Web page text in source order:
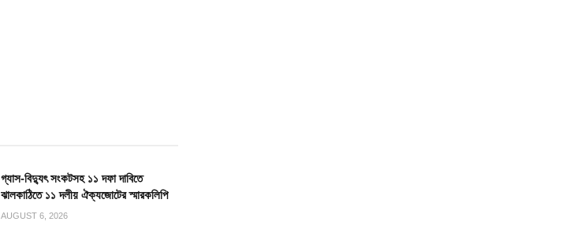
গ্যাস-বিদ্যুৎ সংকটসহ ১১ দফা দাবিতে
ঝালকাঠিতে ১১ দলীয় ঐক্যজোটের স্মারকলিপি
AUGUST 6, 2026